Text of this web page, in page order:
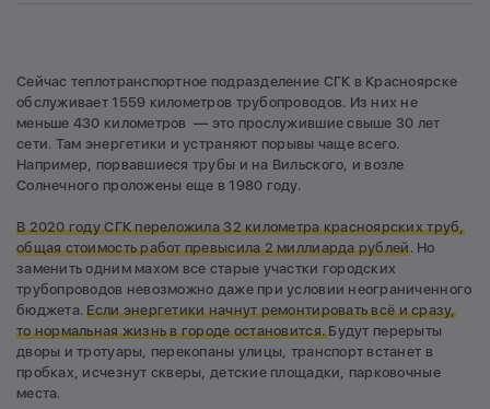
Сейчас теплотранспортное подразделение СГК в Красноярске
обслуживает 1559 километров трубопроводов. Из них не
меньше 430 километров — это прослужившие свыше 30 лет
сети. Там энергетики и устраняют порывы чаще всего.
Например, порвавшиеся трубы и на Вильского, и возле
Солнечного проложены еще в 1980 году.
В 2020 году СГК переложила 32 километра красноярских труб,
общая стоимость работ превысила 2 миллиарда рублей. Но
заменить одним махом все старые участки городских
трубопроводов невозможно даже при условии неограниченного
бюджета.Если энергетики начнут ремонтировать всё и сразу,
то нормальная жизнь в городе остановится.Будут перерыты
дворы и тротуары, перекопаны улицы, транспорт встанет в
пробках, исчезнут скверы, детские площадки, парковочные
места.